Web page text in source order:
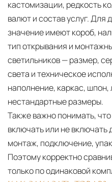
кастомизации, редкость
валют и состав услуг. Для
значение имеют короб,
тип открывания и
светильников — размер,
света и техническое
наполнение, каркас, шпон,
нестандартные размеры.
Также важно понимать,
включать или не включать
монтаж, подключение,
Поэтому корректно
только по одинаковой